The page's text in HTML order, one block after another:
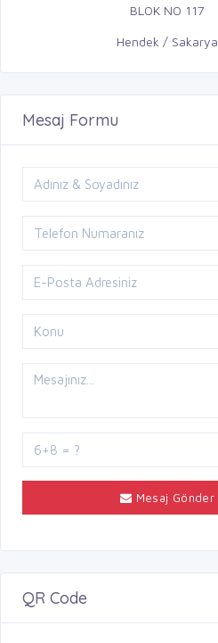
BLOK NO 117
Hendek / Sakarya
Mesaj Formu
Mesaj Gönder
QR Code